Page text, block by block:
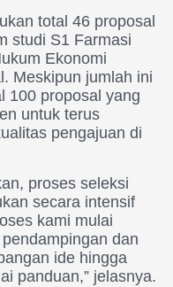
total 46 proposal
studi S1 Farmasi
Ekonomi
Meskipun jumlah ini
100 proposal yang
untuk terus
pengajuan di
proses seleksi
secara intensif
kami mulai
dan
ide hingga
panduan,” jelasnya.